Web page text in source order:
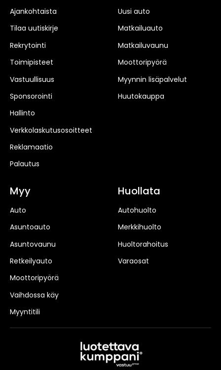
Ajankohtaista
Tilaa uutiskirje
Rekrytointi
Toimipisteet
Vastuullisuus
Sponsorointi
Hallinto
Verkkolaskutusosoitteet
Reklamaatio
Palautus
Uusi auto
Matkailuauto
Matkailuvaunu
Moottoripyörä
Myynnin lisäpalvelut
Huutokauppa
Myy
Auto
Asuntoauto
Asuntovaunu
Retkeilyauto
Moottoripyörä
Vaihdossa käy
Myyntitili
Huollata
Autohuolto
Merkkihuolto
Huoltorahoitus
Varaosat